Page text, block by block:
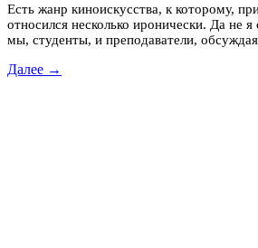
Есть жанр киноискусства, к которому,
относился несколько иронически. Да не
мы, студенты, и преподаватели,
Далее →